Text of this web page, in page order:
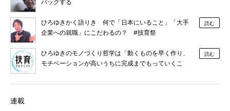
バックする
ひろゆきかく語りき 何で「日本にいること」「大手
企業への就職」にこだわるの？ #技育祭
読む
ひろゆきのモノづくり哲学は「動くものを早く作り、
モチベーションが高いうちに完成までもっていくこ
読む
連載